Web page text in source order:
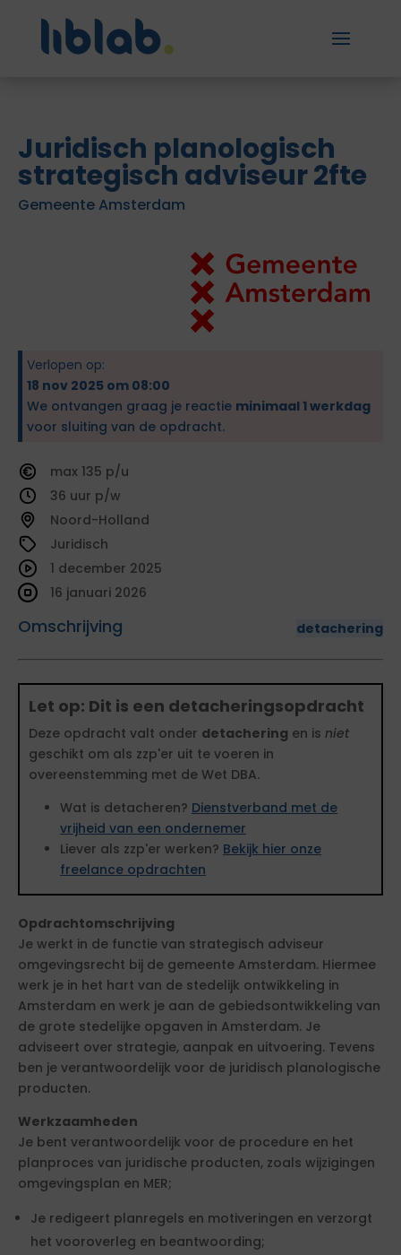
Juridisch planologisch
strategisch adviseur 2fte
Gemeente Amsterdam
Verlopen op:
18 nov 2025 om 08:00
We ontvangen graag je reactie minimaal 1 werkdag
voor sluiting van de opdracht.
135
36
Noord-Holland
Juridisch
Omschrijving detachering
1 december 2025
16 januari 2026
Let op: Dit is een detacheringsopdracht
Deze opdracht valt onder detachering en is niet
geschikt om als zzp'er uit te voeren in
overeenstemming met de Wet DBA.
Wat is detacheren? Dienstverband met de
vrijheid van een ondernemer
Liever als zzp'er werken? Bekijk hier onze
freelance opdrachten
Opdrachtomschrijving
Je werkt in de functie van strategisch adviseur
omgevingsrecht bij de gemeente Amsterdam. Hiermee
werk je in het hart van de stedelijk ontwikkeling in
Amsterdam en werk je aan de gebiedsontwikkeling van
de grote stedelijke opgaven in Amsterdam. Je
adviseert over strategie, aanpak en uitvoering. Tevens
ben je verantwoordelijk voor de juridisch planologische
producten.
Werkzaamheden
Je bent verantwoordelijk voor de procedure en het
planproces van juridische producten, zoals wijzigingen
omgevingsplan en MER;
Je redigeert planregels en motiveringen en verzorgt
het vooroverleg en beantwoording;